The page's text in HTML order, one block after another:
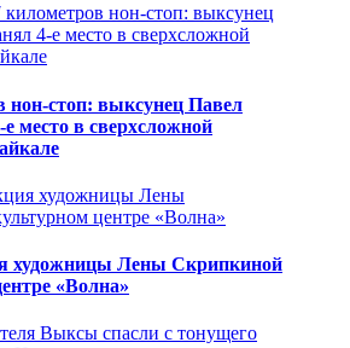
нон-стоп: выксунец Павел
место в сверхсложной
художницы Лены Скрипкиной
«Волна»